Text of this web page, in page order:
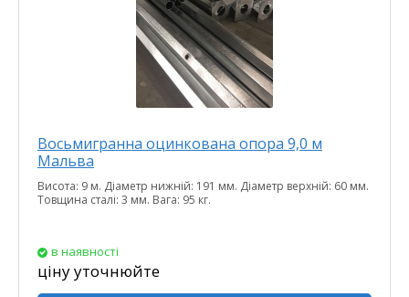
Восьмигранна оцинкована опора 9,0 м
Мальва
Висота: 9 м. Діаметр нижній: 191 мм. Діаметр верхній: 60 мм.
Товщина сталі: 3 мм. Вага: 95 кг.
в наявності
ціну уточнюйте